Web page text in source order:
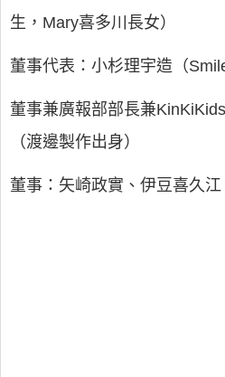
生，Mary喜多川長女）
董事代表：小杉理宇造（
董事兼廣報部部長兼
（渡邊製作出身）
董事：矢崎政實、伊豆喜久江